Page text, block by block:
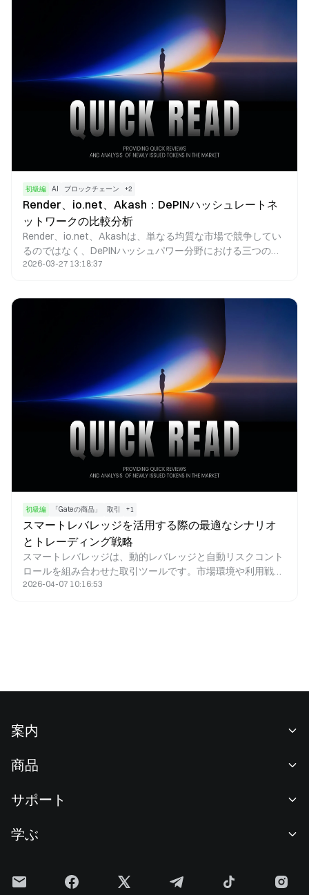
初級編 AI ブロックチェーン +2
Render、io.net、Akash：DePINハッシュレートネ
ットワークの比較分析
Render、io.net、Akashは、単なる均質な市場で競争してい
るのではなく、DePINハッシュパワー分野における三つの異
なるアプローチを体現しています。それぞれが独自の技術路
タスクの提供に注力し、結果検証や強固なクリエイターエコ
システムの構築を重視しています。io.netはAIモデルのトレ
ーニングと推論に特化し、大規模なGPUオーケストレーショ
ンとコスト最適化を主な強みとしています。Akashは多用途
な分散型クラウドマーケットプレイスを確立し、競争入札メ
カニズムにより低コストのコンピューティングリソースを提
供しています。
2026-03-27 13:18:37
初級編 「Gateの商品」 取引 +1
スマートレバレッジを活用する際の最適なシナリオ
とトレーディング戦略
スマートレバレッジは、動的レバレッジと自動リスクコント
ロールを組み合わせた取引ツールです。市場環境や利用戦略
によって、そのパフォーマンスは大きく変動します。トレン
2026-04-07 10:16:53
案内
ニュースルーム
F1 Oracle Red Bull Racing 公式スポンサー
商品
現物取引
投資センター
サポート
学ぶ
Gateニュース